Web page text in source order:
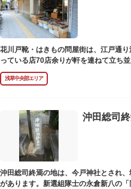
花川戸靴・はきもの問屋街は、江戸通
っている店70店余りが軒を連ねて立ち
浅草中央部エリア
沖田総司
沖田総司終焉の地は、今戸神社とされ
があります。新選組隊士の永倉新八の